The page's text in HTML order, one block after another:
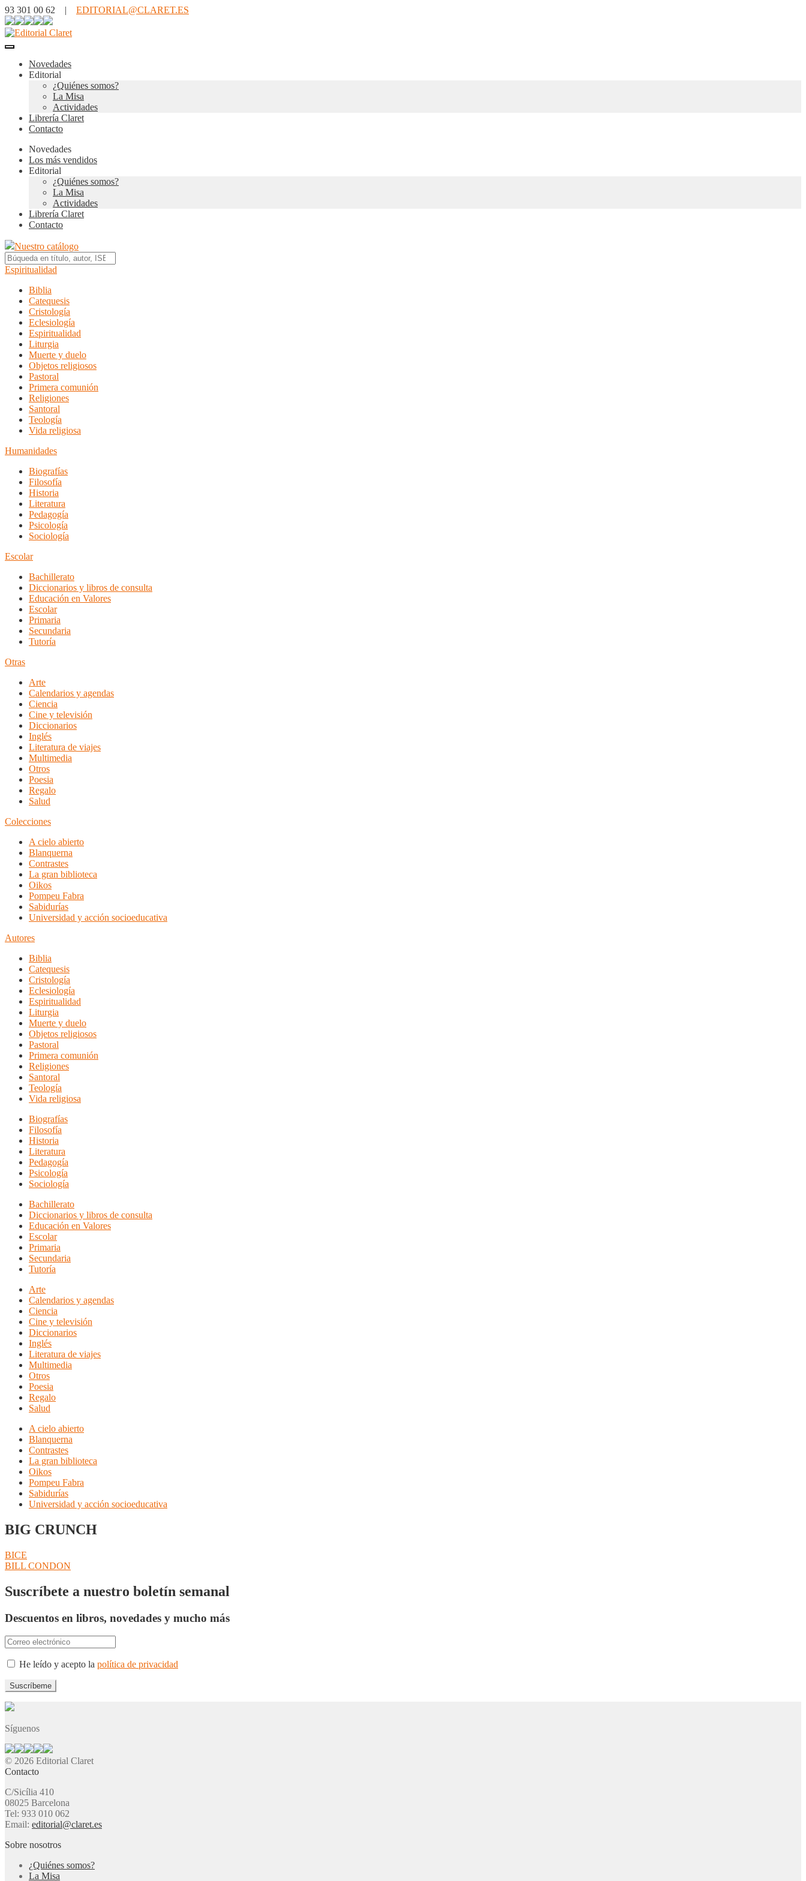
93 301 00 62 | EDITORIAL@CLARET.ES
Novedades
Editorial
¿Quiénes somos?
La Misa
Actividades
Librería Claret
Contacto
Novedades
Los más vendidos
Editorial
¿Quiénes somos?
La Misa
Actividades
Librería Claret
Contacto
Nuestro catálogo
Espiritualidad
Biblia
Catequesis
Cristología
Eclesiología
Espiritualidad
Liturgia
Muerte y duelo
Objetos religiosos
Pastoral
Primera comunión
Religiones
Santoral
Teología
Vida religiosa
Humanidades
Biografías
Filosofía
Historia
Literatura
Pedagogía
Psicología
Sociología
Escolar
Bachillerato
Diccionarios y libros de consulta
Educación en Valores
Escolar
Primaria
Secundaria
Tutoría
Otras
Arte
Calendarios y agendas
Ciencia
Cine y televisión
Diccionarios
Inglés
Literatura de viajes
Multimedia
Otros
Poesia
Regalo
Salud
Colecciones
A cielo abierto
Blanquerna
Contrastes
La gran biblioteca
Oikos
Pompeu Fabra
Sabidurías
Universidad y acción socioeducativa
Autores
Biblia
Catequesis
Cristología
Eclesiología
Espiritualidad
Liturgia
Muerte y duelo
Objetos religiosos
Pastoral
Primera comunión
Religiones
Santoral
Teología
Vida religiosa
Biografías
Filosofía
Historia
Literatura
Pedagogía
Psicología
Sociología
Bachillerato
Diccionarios y libros de consulta
Educación en Valores
Escolar
Primaria
Secundaria
Tutoría
Arte
Calendarios y agendas
Ciencia
Cine y televisión
Diccionarios
Inglés
Literatura de viajes
Multimedia
Otros
Poesia
Regalo
Salud
A cielo abierto
Blanquerna
Contrastes
La gran biblioteca
Oikos
Pompeu Fabra
Sabidurías
Universidad y acción socioeducativa
BIG CRUNCH
Navegación
de
entradas
Anterior:
BICE
Siguiente:
BILL CONDON
Suscríbete a nuestro boletín semanal
Descuentos en libros, novedades y mucho más
He leído y acepto la política de privacidad
Síguenos
© 2026 Editorial Claret
Contacto
C/Sicília 410
08025 Barcelona
Tel: 933 010 062
Email: editorial@claret.es
Sobre nosotros
¿Quiénes somos?
La Misa